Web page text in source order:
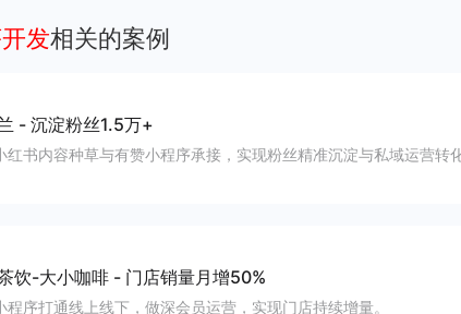
发相关的案例
- 沉淀粉丝1.5万+
红书内容种草与有赞小程序承接，实现粉丝精准沉淀与私域运营转化
饮-大小咖啡 - 门店销量月增50%
程序打通线上线下，做深会员运营，实现门店持续增量。